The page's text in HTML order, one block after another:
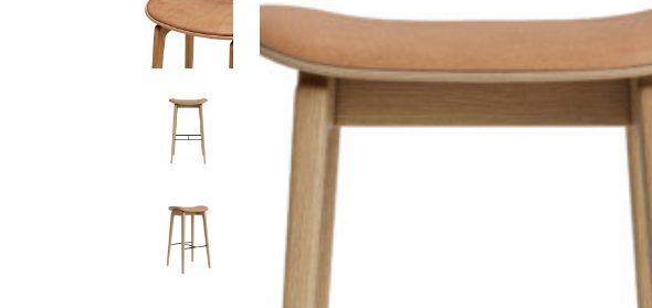
棚
テーブル
ソファー
ビーズクッション
吸音家具
ソファ
デスク
カテゴリなし